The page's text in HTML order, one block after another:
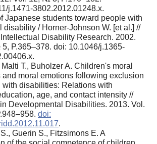
j.1471-3802.2012.01248.x.
Japanese students toward people with
disability / Horner-Johnson W. [et al.] //
Disability Research. 2002.
P.365–378. doi: 10.1046/j.1365-
T., Buholzer A. Children's moral
and moral emotions following exclusion
with disabilities: Relations with
age, and contact intensity //
Developmental Disabilities. 2013. Vol.
doi:
.
Guerin S., Fitzsimons E. A